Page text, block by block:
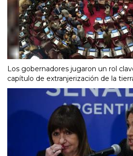
Los gobernadores jugaron un rol
capítulo de extranjerización de la